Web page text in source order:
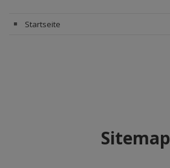
Startseite
Sitemap